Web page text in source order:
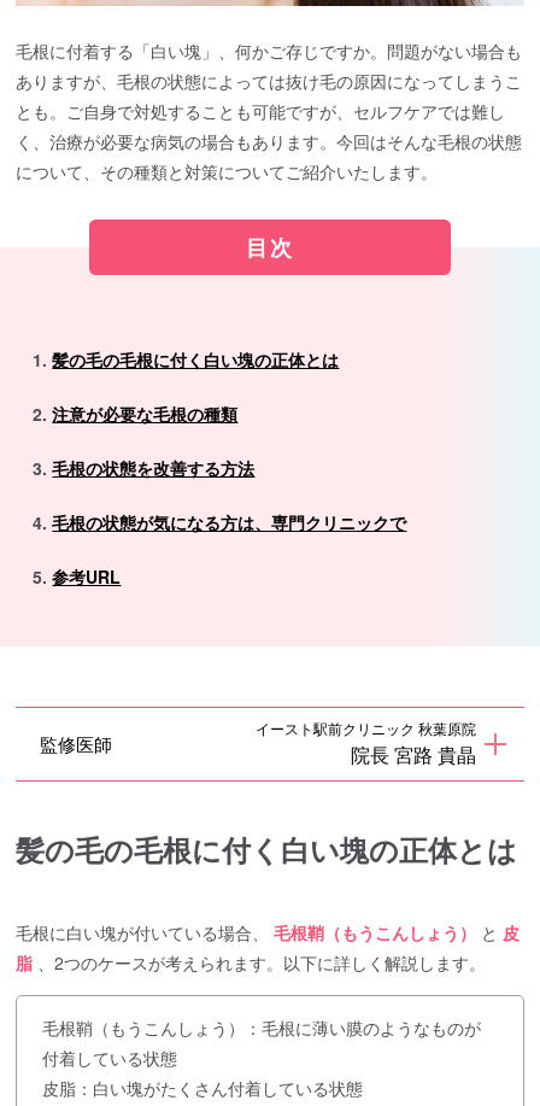
毛根に付着する「白い塊」、何かご存じですか。問題がない場合も
ありますが、毛根の状態によっては抜け毛の原因になってしまうこ
とも。ご自身で対処することも可能ですが、セルフケアでは難し
く、治療が必要な病気の場合もあります。今回はそんな毛根の状態
について、その種類と対策についてご紹介いたします。
目次
髪の毛の毛根に付く白い塊の正体とは
注意が必要な毛根の種類
毛根の状態を改善する方法
毛根の状態が気になる方は、専門クリニックで
参考URL
監修医師
イースト駅前クリニック 秋葉原院
院長 宮路 貴晶
髪の毛の毛根に付く白い塊の正体とは
毛根に白い塊が付いている場合、毛根鞘（もうこんしょう） と 皮
脂 、2つのケースが考えられます。以下に詳しく解説します。
毛根鞘（もうこんしょう）：毛根に薄い膜のようなものが
付着している状態
皮脂：白い塊がたくさん付着している状態